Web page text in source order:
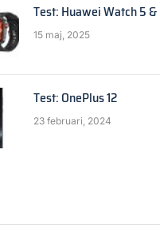
Test: Huawei Watch 5
15 maj, 2025
Test: OnePlus 12
23 februari, 2024